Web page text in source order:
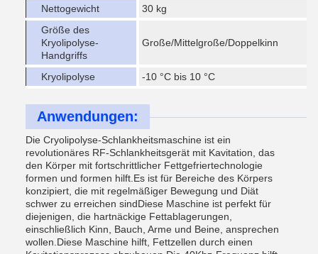
Nettogewicht
30 kg
Größe des
Kryolipolyse-
Handgriffs
Große/Mittelgroße/Doppelkinn
Kryolipolyse -10 °C bis 10 °C
Anwendungen:
Die Cryolipolyse-Schlankheitsmaschine ist ein
revolutionäres RF-Schlankheitsgerät mit Kavitation, das
den Körper mit fortschrittlicher Fettgefriertechnologie
formen und formen hilft.Es ist für Bereiche des Körpers
konzipiert, die mit regelmäßiger Bewegung und Diät
schwer zu erreichen sindDiese Maschine ist perfekt für
diejenigen, die hartnäckige Fettablagerungen,
einschließlich Kinn, Bauch, Arme und Beine, ansprechen
wollen.Diese Maschine hilft, Fettzellen durch einen